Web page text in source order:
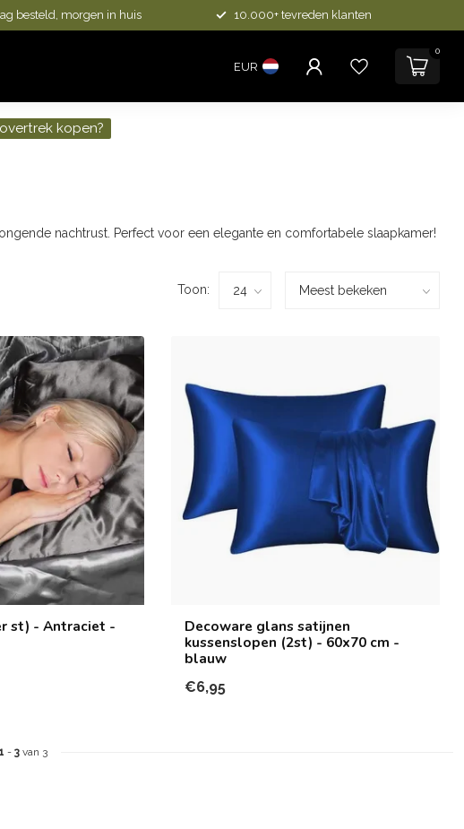
besteld, morgen in huis 10.000+ tevreden klanten
EUR
0
kopen?
nachtrust. Perfect voor een elegante en comfortabele slaapkamer!
Toon:
st) - Antraciet -
Decoware glans satijnen
kussenslopen (2st) - 60x70 cm -
blauw
€6,95
1 - 3van 3